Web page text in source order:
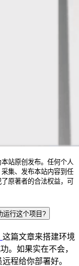
站原创发布。任何个人
集、发布本站内容到任
原著者的合法权益，可
运行这个项目?
这篇文章来搭建环境
。如果实在不会，
程给你部署好。